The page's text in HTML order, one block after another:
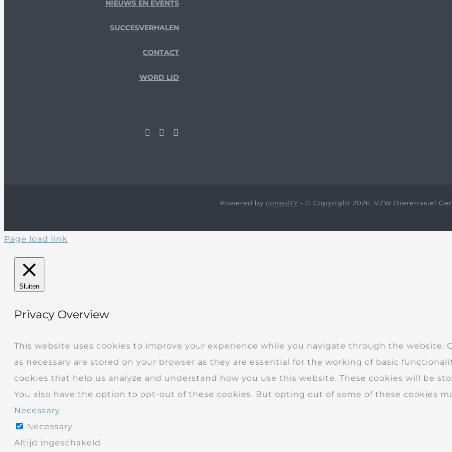
NIEUWS EN EVENTS
SUCCESVERHALEN
CONTACT
WORD LID
Powered by consultY - © Copyright 2026, VZW Dierenasiel
Page load link
Sluiten
Privacy Overview
This website uses cookies to improve your experience while you navigate through the website.
as necessary are stored on your browser as they are essential for the working of basic
cookies that help us analyze and understand how you use this website. These cookies will be
You also have the option to opt-out of these cookies. But opting out of some of these cookies
Necessary
Necessary
Altijd ingeschakeld